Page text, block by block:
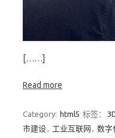
[……]
Read more
Category: html5 标签：
市建设, 工业互联网 , 数字